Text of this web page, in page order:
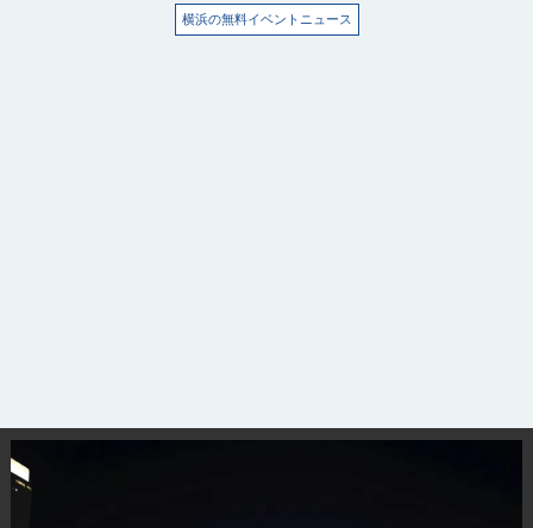
横浜の無料イベントニュース